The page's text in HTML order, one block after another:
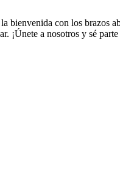
bienvenida con los brazos
¡Únete a nosotros y sé